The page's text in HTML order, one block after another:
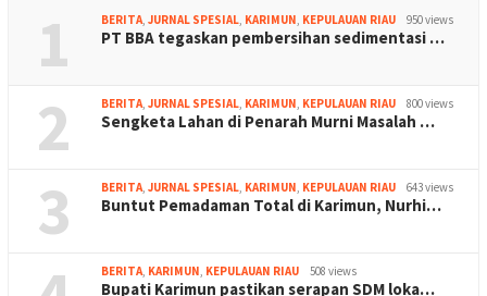
1 BERITA JURNAL SPESIAL KARIMUN KEPULAUAN RIAU 950 views
PT BBA tegaskan pembersihan sedimentasi …
2 BERITA JURNAL SPESIAL KARIMUN KEPULAUAN RIAU 800 views
Sengketa Lahan di Penarah Murni Masalah …
3 BERITA JURNAL SPESIAL KARIMUN KEPULAUAN RIAU 643 views
Buntut Pemadaman Total di Karimun, Nurhi…
BERITA KARIMUN KEPULAUAN RIAU 508 views
Bupati Karimun pastikan serapan SDM loka…